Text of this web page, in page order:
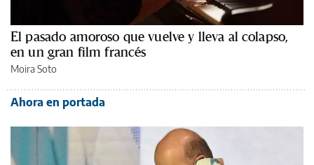
El pasado amoroso que vuelve y lleva al colapso,
en un gran film francés
Moira Soto
Ahora en portada